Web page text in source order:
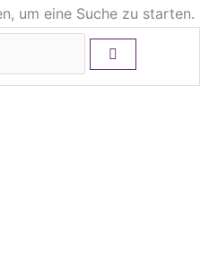
um eine Suche zu starten.